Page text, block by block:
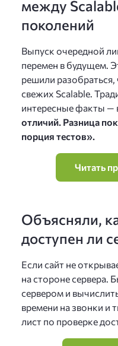
между
поколений
Выпуск очередной
перемен в будущем.
решили
свежих Scalable.
интересные факты —
отличий. Разница
порция тестов».
Читать
Объясняли,
доступен ли
Если сайт не
на стороне сервера.
сервером и
времени на звонки и
лист по проверке